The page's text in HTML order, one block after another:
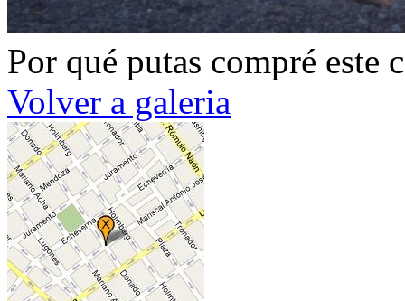
Por qué putas compré este
Volver a galeria